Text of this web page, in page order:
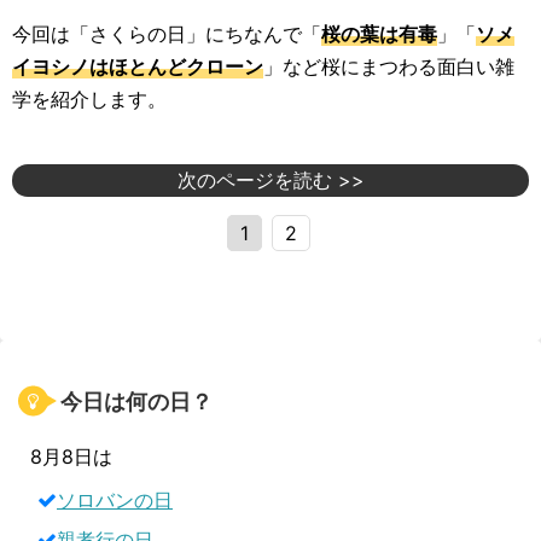
今回は「さくらの日」にちなんで「桜の葉は有毒 」「ソメ
イヨシノはほとんどクローン 」など桜にまつわる面白い雑
学を紹介します。
次のページを読む >>
1 2
今日は何の日？
8月8日は
ソロバンの日